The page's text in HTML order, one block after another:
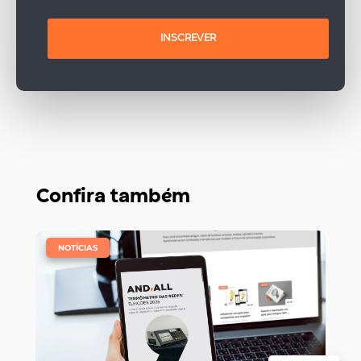
INSCREVER
Confira também
NOTÍCIAS